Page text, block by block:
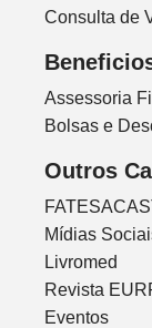
Consulta de
Assessoria
Bolsas e
Outros
Mídias
Livromed
Revista
Eventos